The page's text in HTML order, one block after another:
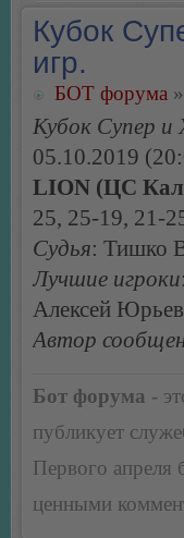
Кубок
игр.
БОТ форума
Кубок Супер и
05.10.2019
LION (ЦС
25, 25-19, 21-
Судья: Тишко
Лучшие игроки
Алексей
Автор
Бот форума -
публикует
Первого апреля
ценными